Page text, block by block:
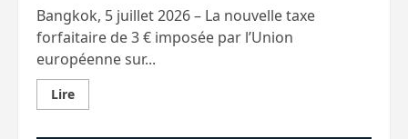
Bangkok, 5 juillet 2026 – La nouvelle taxe
forfaitaire de 3 € imposée par l’Union
européenne sur...
LireEn
savoir